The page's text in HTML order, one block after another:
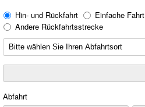
Hin- und Rückfahrt
Einfache Fahrt
Andere Rückfahrtsstrecke
Abfahrt